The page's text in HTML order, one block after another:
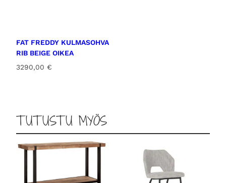
FAT FREDDY KULMASOHVA
RIB BEIGE OIKEA
3290,00 €
TUTUSTU MYÖS